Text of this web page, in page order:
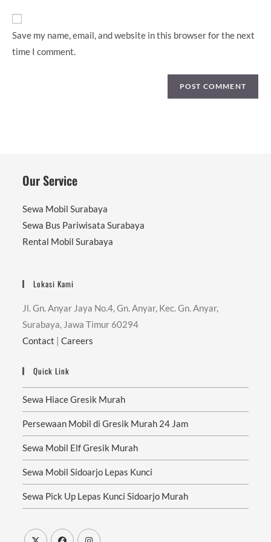
URL
Save my name, email, and website in this browser for the next
time I comment.
Our Service
Sewa Mobil Surabaya
Sewa Bus Pariwisata Surabaya
Rental Mobil Surabaya
Lokasi Kami
Jl. Gn. Anyar Jaya No.4, Gn. Anyar, Kec. Gn. Anyar,
Surabaya, Jawa Timur 60294
Contact |Careers
Quick Link
Sewa Hiace Gresik Murah
Persewaan Mobil di Gresik Murah 24 Jam
Sewa Mobil Elf Gresik Murah
Sewa Mobil Sidoarjo Lepas Kunci
Sewa Pick Up Lepas Kunci Sidoarjo Murah